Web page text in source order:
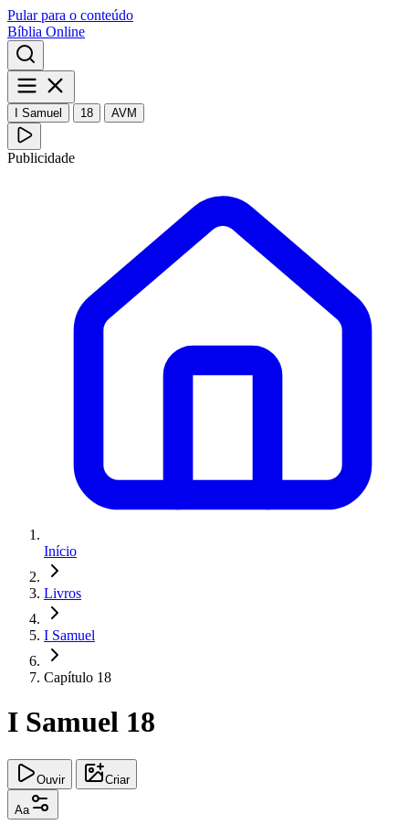
Pular para o conteúdo
Bíblia Online
I Samuel 18 AVM
Publicidade
Início
Livros
I Samuel
Capítulo 18
I Samuel 18
Ouvir Criar
Aa